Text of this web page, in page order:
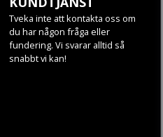
Tveka inte att kontakta oss om
du har någon fråga eller
fundering. Vi svarar alltid så
snabbt vi kan!